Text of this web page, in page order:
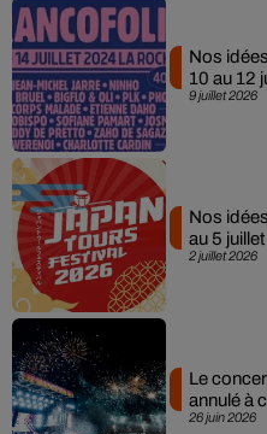
9 juillet 2026
Nos
10 au 12
2 juillet 2026
Nos
au 5 juillet
26 juin 2026
Le
annulé à